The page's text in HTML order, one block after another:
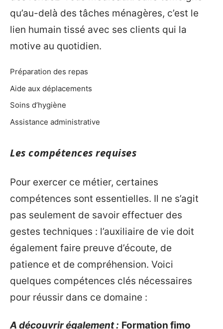
qu’au-delà des tâches ménagères, c’est le
lien humain tissé avec ses clients qui la
motive au quotidien.
Préparation des repas
Aide aux déplacements
Soins d’hygiène
Assistance administrative
Les compétences requises
Pour exercer ce métier, certaines
compétences sont essentielles. Il ne s’agit
pas seulement de savoir effectuer des
gestes techniques : l’auxiliaire de vie doit
également faire preuve d’écoute, de
patience et de compréhension. Voici
quelques compétences clés nécessaires
pour réussir dans ce domaine :
A découvrir également : Formation fimo